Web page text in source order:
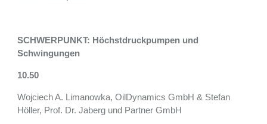
SCHWERPUNKT: Höchstdruckpumpen und
Schwingungen
10.50
Wojciech A. Limanowka, OilDynamics GmbH & Stefan
Höller, Prof. Dr. Jaberg und Partner GmbH